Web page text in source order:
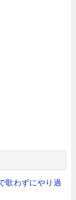
歌わずにやり過